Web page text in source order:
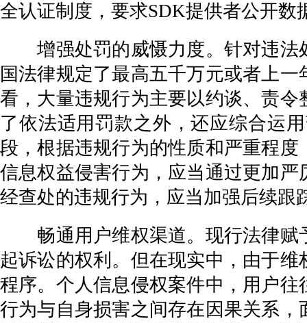
全认证制度，要求SDK提供者公开
增强处罚的威慑力度。针对违法
国法律规定了最高五千万元或者上
看，大量违规行为主要以约谈、责
了依法适用罚款之外，还应综合运
段，根据违规行为的性质和严重程
信息权益侵害行为，应当通过更加
经查处的违规行为，应当加强后续跟
畅通用户维权渠道。现行法律赋
起诉讼的权利。但在现实中，由于
程序。个人信息侵权案件中，用户
行为与自身损害之间存在因果关系